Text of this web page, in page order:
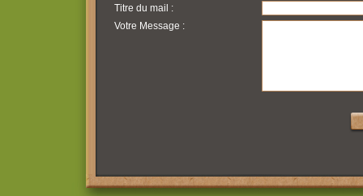
Titre du mail :
Votre Message :